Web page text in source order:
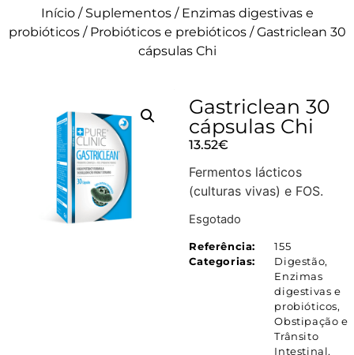
Início/ Suplementos/ Enzimas digestivas e
probióticos/ Probióticos e prebióticos/ Gastriclean 30
cápsulas Chi
Gastriclean 30
cápsulas Chi
13.52€
Fermentos lácticos
(culturas vivas) e FOS.
Esgotado
Referência:
155
Categorias:
Digestão,
Enzimas
digestivas e
probióticos,
Obstipação e
Trânsito
Intestinal,